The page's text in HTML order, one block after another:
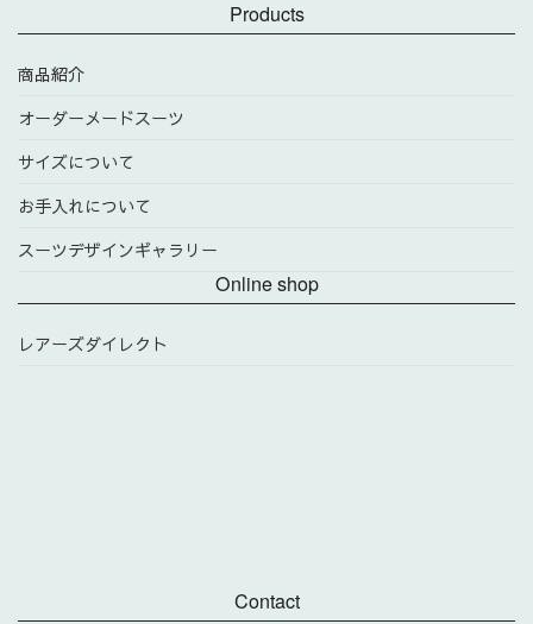
Products
商品紹介
オーダーメードスーツ
サイズについて
お手入れについて
スーツデザインギャラリー
Online shop
レアーズダイレクト
Contact